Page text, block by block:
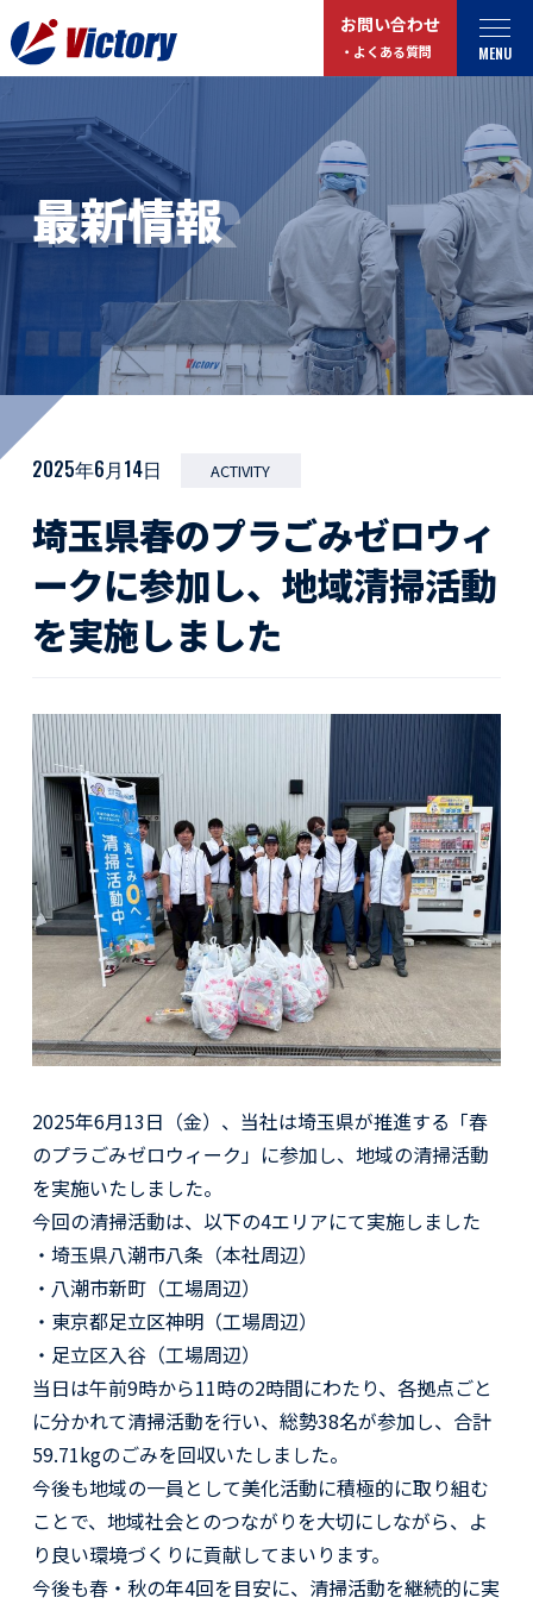
MENU
お問い合わせ
・よくある質問
トップ
事業紹介
総合解体 / 解体事業
産業廃棄物収集/ 運搬
企業概要
私たちについて
活動レポート
最新情報
お役立ちコラム
プライバシーポリシー
お問い合わせ
よくある質問
採用情報
育休取得者インタビュー
福利厚生
募集要項一覧
ドライバー職場体験
採用エントリー
よくある質問
Social link
サイト内検索
最新情報
NEWS
2025年6月14日 ACTIVITY
埼玉県春のプラごみゼロウィ
ークに参加し、地域清掃活動
を実施しました
2025年6月13日（金）、当社は埼玉県が推進する「春
のプラごみゼロウィーク」に参加し、地域の清掃活動
を実施いたしました。
今回の清掃活動は、以下の4エリアにて実施しました
・埼玉県八潮市八条（本社周辺）
・八潮市新町（工場周辺）
・東京都足立区神明（工場周辺）
・足立区入谷（工場周辺）
当日は午前9時から11時の2時間にわたり、各拠点ごと
に分かれて清掃活動を行い、総勢38名が参加し、合計
59.71kgのごみを回収いたしました。
今後も地域の一員として美化活動に積極的に取り組む
ことで、地域社会とのつながりを大切にしながら、よ
り良い環境づくりに貢献してまいります。
今後も春・秋の年4回を目安に、清掃活動を継続的に実